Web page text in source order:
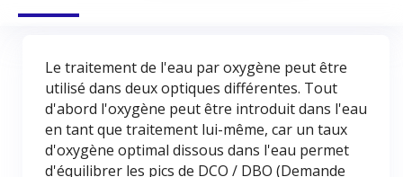
Le traitement de l'eau par oxygène peut être
utilisé dans deux optiques différentes. Tout
d'abord l'oxygène peut être introduit dans l'eau
en tant que traitement lui-même, car un taux
d'oxygène optimal dissous dans l'eau permet
d'équilibrer les pics de DCO / DBO (Demande